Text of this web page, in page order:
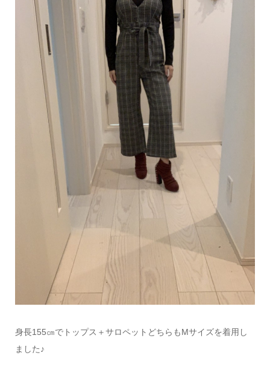
身長155㎝でトップス＋サロペットどちらもMサイズを着用し
ました♪